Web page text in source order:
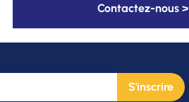
Contactez-nous >